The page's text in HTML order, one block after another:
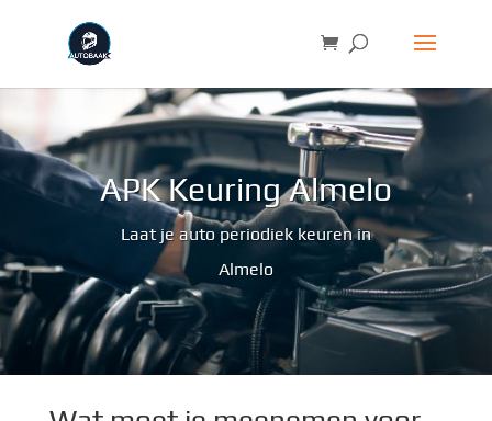
APK Keuring Almelo
Laat je auto periodiek keuren in
Almelo